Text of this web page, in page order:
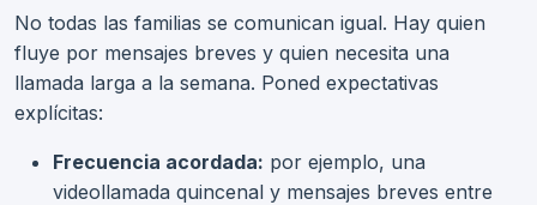
No todas las familias se comunican igual. Hay quien
fluye por mensajes breves y quien necesita una
llamada larga a la semana. Poned expectativas
explícitas:
Frecuencia acordada: por ejemplo, una
videollamada quincenal y mensajes breves entre